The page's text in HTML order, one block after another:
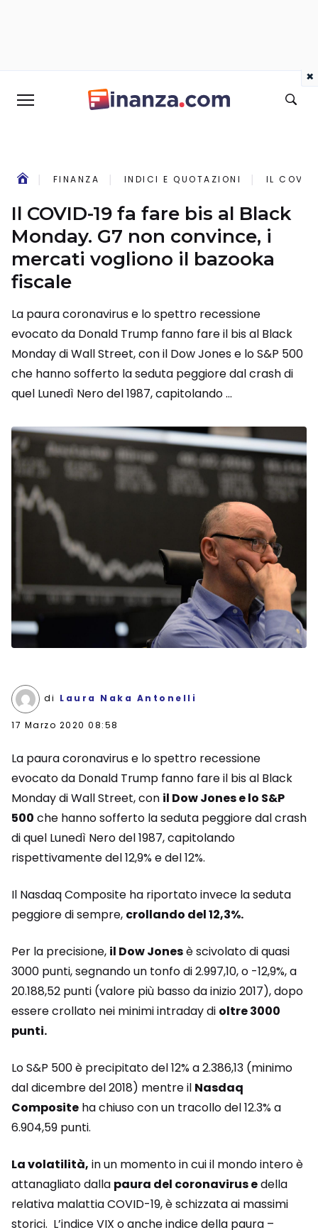
FINANZA INDICI E QUOTAZIONI IL
Il COVID-19 fa fare bis al Black
Monday. G7 non convince, i
mercati vogliono il bazooka
fiscale
La paura coronavirus e lo spettro recessione
evocato da Donald Trump fanno fare il bis al Black
Monday di Wall Street, con il Dow Jones e lo S&P 500
che hanno sofferto la seduta peggiore dal crash di
quel Lunedì Nero del 1987, capitolando ...
di Laura Naka Antonelli
17 Marzo 2020 08:58
La paura coronavirus e lo spettro recessione
evocato da Donald Trump fanno fare il bis al Black
Monday di Wall Street, con il Dow Jones e lo S&P
500 che hanno sofferto la seduta peggiore dal crash
di quel Lunedì Nero del 1987, capitolando
rispettivamente del 12,9% e del 12%.
Il Nasdaq Composite ha riportato invece la seduta
peggiore di sempre, crollando del 12,3%.
Per la precisione, il Dow Jonesè scivolato di quasi
3000 punti, segnando un tonfo di 2.997,10, o -12,9%, a
20.188,52 punti (valore più basso da inizio 2017), dopo
essere crollato nei minimi intraday di oltre 3000
punti.
Lo S&P 500 è precipitato del 12% a 2.386,13 (minimo
dal dicembre del 2018) mentre il Nasdaq
Composite ha chiuso con un tracollo del 12.3% a
6.904,59 punti.
La volatilità, in un momento in cui il mondo intero è
attanagliato dalla paura del coronavirus edella
relativa malattia COVID-19, è schizzata ai massimi
storici. L’indice VIX o anche indice della paura –
×